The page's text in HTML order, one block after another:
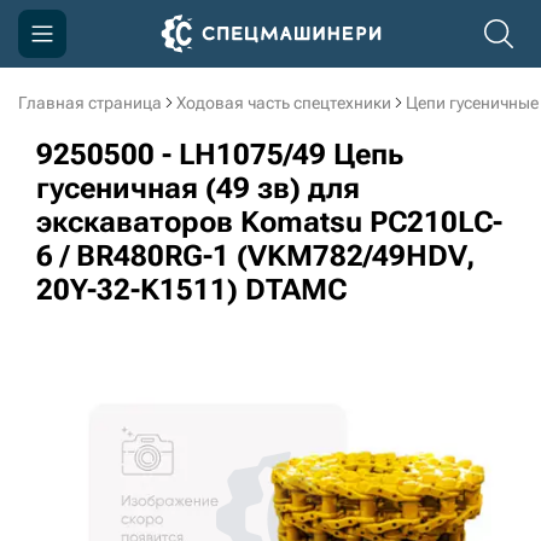
Главная страница Ходовая часть спецтехники Цепи гусеничные
9250500 - LH1075/49 Цепь
гусеничная (49 зв) для
экскаваторов Komatsu PC210LC-
6 / BR480RG-1 (VKM782/49HDV,
20Y-32-K1511) DTAMC
Компания
Акции
Доставка и оплата
Информация
sksale@skdst.ru